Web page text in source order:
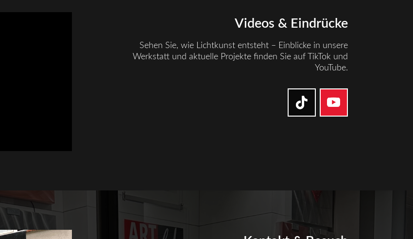
Videos & Eindrücke
Sehen Sie, wie Lichtkunst entsteht – Einblicke in unsere
Werkstatt und aktuelle Projekte finden Sie auf TikTok und
YouTube.